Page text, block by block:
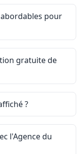
pour
gratuite de
?
l'Agence du